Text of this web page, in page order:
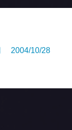
2004/10/28